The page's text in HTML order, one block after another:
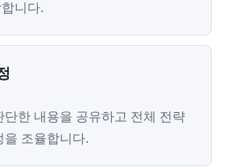
니다.
단한 내용을 공유하고 전체 전략
을 조율합니다.